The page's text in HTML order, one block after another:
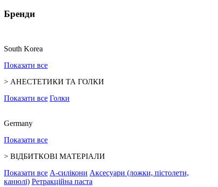
Бренди
South Korea
Показати все
> АНЕСТЕТИКИ ТА ГОЛКИ
Показати все Голки
Germany
Показати все
> ВІДБИТКОВІ МАТЕРІАЛИ
Показати все А-силікони Аксесуари (ложки, пістолети,
канюлі) Ретракційна паста